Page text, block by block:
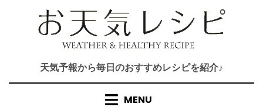
天気予報から毎日のおすすめレシピを紹介♪
MENU